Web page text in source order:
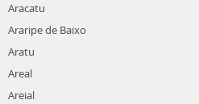
Aracatu
Araripe de Baixo
Aratu
Areal
Areial